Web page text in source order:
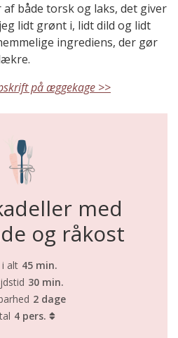
både torsk og laks, det giver
lidt grønt i, lidt dild og lidt
ingrediens, der gør
på æggekage >>
med
og råkost
i alt 45 min.
30 min.
2 dage
4 pers.